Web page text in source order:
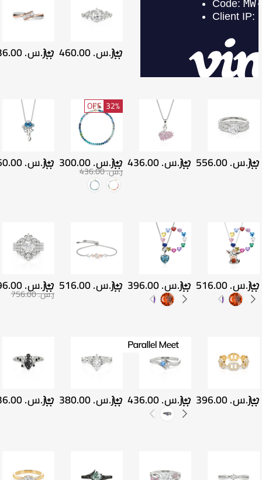
ر.س.‏ 460.00 ر.س.‏ 436.00
ر.س.‏ 556.00 ر.س.‏ 436.00
32%
OFF
ر.س.‏ 300.00ر.س.‏ 436.00 ر.س.‏ 460.00
ر.س.‏ 516.00 ر.س.‏ 396.00 ر.س.‏ 516.00 ر.س.‏ 596.00ر.س.‏ 756.00
ر.س.‏ 396.00 ر.س.‏ 436.00 ر.س.‏ 380.00 ر.س.‏ 436.00